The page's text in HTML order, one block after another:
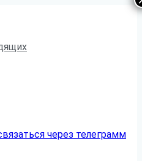
через телеграмм